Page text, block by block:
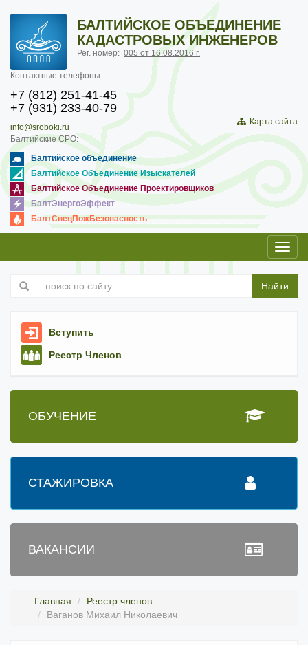
БАЛТИЙСКОЕ ОБЪЕДИНЕНИЕ
КАДАСТРОВЫХ ИНЖЕНЕРОВ
Рег. номер: 005 от 16.08.2016 г.
Контактные телефоны:
+7 (812) 251-41-45
+7 (931) 233-40-79
info@sroboki.ru
Карта сайта
Балтийские СРО:
Балтийское объединение
Балтийское Объединение Изыскателей
Балтийское Объединение Проектировщиков
БалтЭнергоЭффект
БалтСпецПожБезопасность
Найти
Вступить
Реестр Членов
ОБУЧЕНИЕ
СТАЖИРОВКА
ВАКАНСИИ
Главная
Реестр членов
Ваганов Михаил Николаевич